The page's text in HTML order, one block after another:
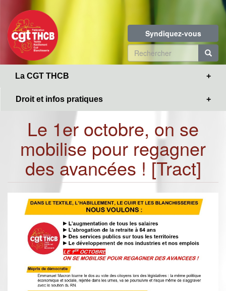
contenu
principal
Syndiquez-vous
Formulaire
de
La CGT THCB
Droit et infos pratiques
Le 1er octobre, on se
mobilise pour regagner
des avancées ! [Tract]